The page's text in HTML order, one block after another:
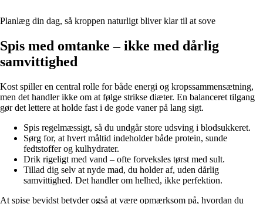
Planlæg din dag, så kroppen naturligt bliver klar til at sove
Spis med omtanke – ikke med dårlig
samvittighed
Kost spiller en central rolle for både energi og kropssammensætning,
men det handler ikke om at følge strikse diæter. En balanceret tilgang
gør det lettere at holde fast i de gode vaner på lang sigt.
Spis regelmæssigt, så du undgår store udsving i blodsukkeret.
Sørg for, at hvert måltid indeholder både protein, sunde
fedtstoffer og kulhydrater.
Drik rigeligt med vand – ofte forveksles tørst med sult.
Tillad dig selv at nyde mad, du holder af, uden dårlig
samvittighed. Det handler om helhed, ikke perfektion.
At spise bevidst betyder også at være opmærksom på, hvordan du